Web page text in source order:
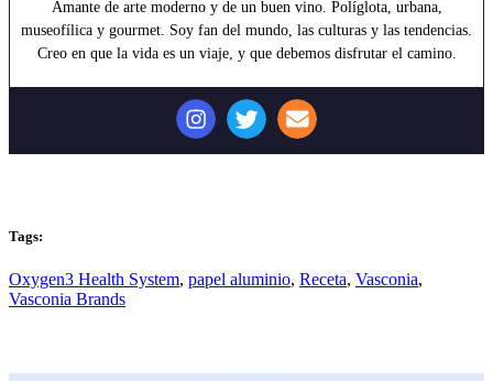
Amante de arte moderno y de un buen vino. Políglota, urbana,
museofílica y gourmet. Soy fan del mundo, las culturas y las tendencias.
Creo en que la vida es un viaje, y que debemos disfrutar el camino.
Tags:
Oxygen3 Health System, papel aluminio, Receta, Vasconia,
Vasconia Brands